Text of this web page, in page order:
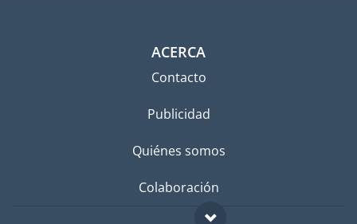
ACERCA
Contacto
Publicidad
Quiénes somos
Colaboración